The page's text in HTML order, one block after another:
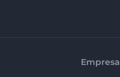
Empresa